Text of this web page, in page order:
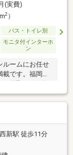
(実費)
2）
バス・トイレ別
モニタ付インターホ
ン
ルームにお任せ
です。福岡市
買取もお気軽
新駅 徒歩11分